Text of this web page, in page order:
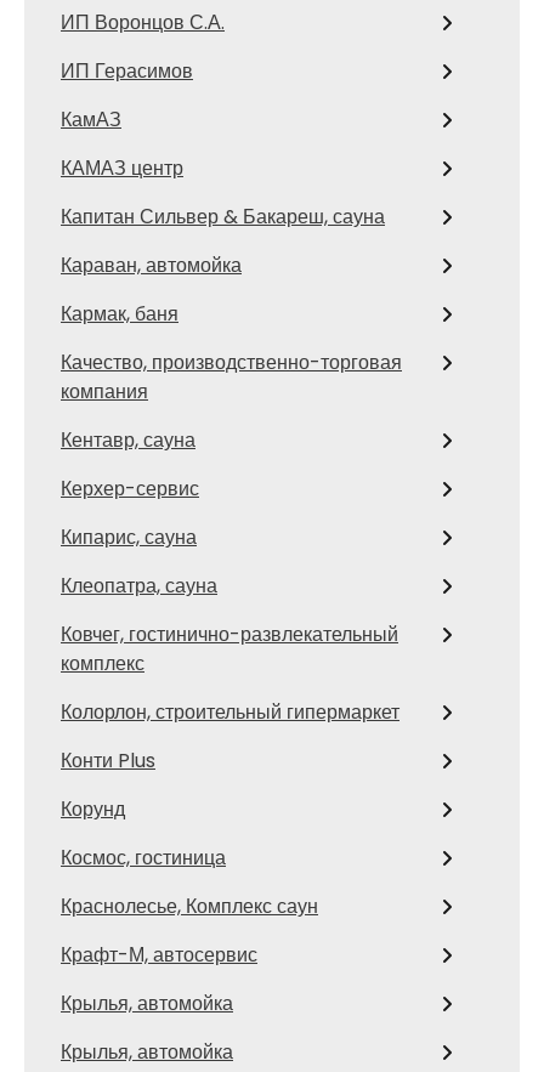
ИП Воронцов С.А.
ИП Герасимов
КамАЗ
КАМАЗ центр
Капитан Сильвер & Бакареш, сауна
Караван, автомойка
Кармак, баня
Качество, производственно-торговая
компания
Кентавр, сауна
Керхер-сервис
Кипарис, сауна
Клеопатра, сауна
Ковчег, гостинично-развлекательный
комплекс
Колорлон, строительный гипермаркет
Конти Plus
Корунд
Космос, гостиница
Краснолесье, Комплекс саун
Крафт-М, автосервис
Крылья, автомойка
Крылья, автомойка